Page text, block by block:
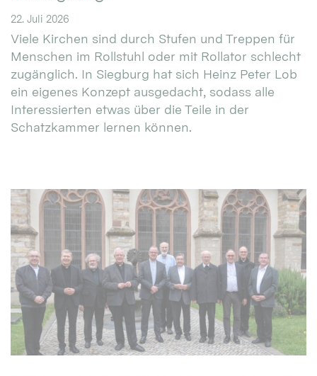
22. Juli 2026
Viele Kirchen sind durch Stufen und Treppen für
Menschen im Rollstuhl oder mit Rollator schlecht
zugänglich. In Siegburg hat sich Heinz Peter Lob
ein eigenes Konzept ausgedacht, sodass alle
Interessierten etwas über die Teile in der
Schatzkammer lernen können.